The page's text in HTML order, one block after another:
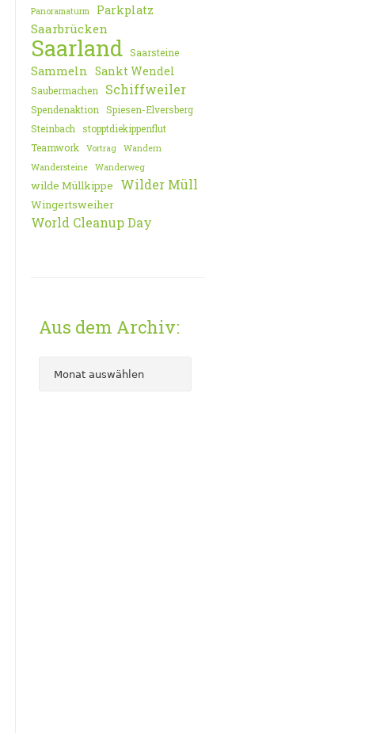
Panoramaturm Parkplatz
Saarbrücken
Saarland Saarsteine
Sammeln Sankt Wendel
Saubermachen Schiffweiler
Spendenaktion
Spiesen-Elversberg
Steinbach
stopptdiekippenflut
Teamwork
Vortrag
Wandern
Wandersteine
Wanderweg
wilde Müllkippe Wilder Müll
Wingertsweiher
World Cleanup Day
Aus dem Archiv: